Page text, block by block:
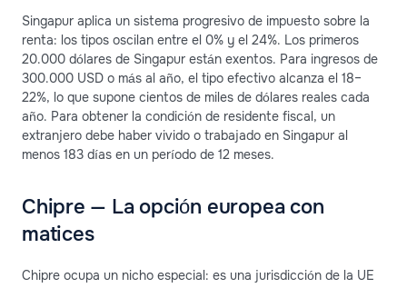
Singapur aplica un sistema progresivo de impuesto sobre la
renta: los tipos oscilan entre el 0% y el 24%. Los primeros
20.000 dólares de Singapur están exentos. Para ingresos de
300.000 USD o más al año, el tipo efectivo alcanza el 18–
22%, lo que supone cientos de miles de dólares reales cada
año. Para obtener la condición de residente fiscal, un
extranjero debe haber vivido o trabajado en Singapur al
menos 183 días en un período de 12 meses.
Chipre — La opción europea con
matices
Chipre ocupa un nicho especial: es una jurisdicción de la UE